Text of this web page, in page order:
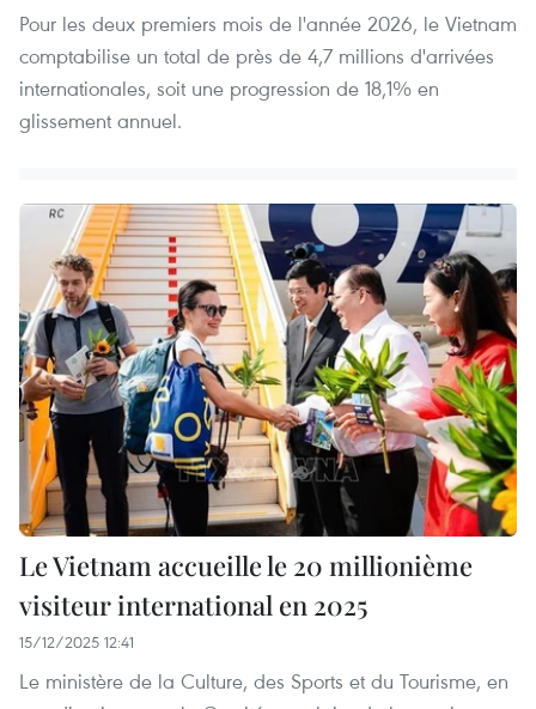
Pour les deux premiers mois de l'année 2026, le Vietnam
comptabilise un total de près de 4,7 millions d'arrivées
internationales, soit une progression de 18,1% en
glissement annuel.
Le Vietnam accueille le 20 millionième
visiteur international en 2025
15/12/2025 12:41
Le ministère de la Culture, des Sports et du Tourisme, en